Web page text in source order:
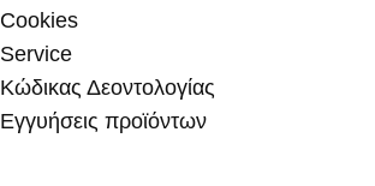
Cookies
Service
Κώδικας Δεοντολογίας
Εγγυήσεις προϊόντων